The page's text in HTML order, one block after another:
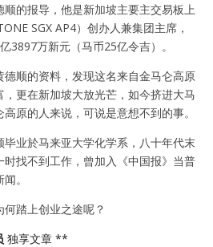
的报导，他是新加坡主要主交易板上
SGX AP4）创办人兼集团主席，
3897万新元（马币25亿令吉）。
德顺的资料，发现这名来自金马仑高原
更在新加坡大放光芒，如今挤进大马
原的人来说，可说是意想不到的事。
毕业於马来亚大学化学系，八十年代末
找不到工作，曾加入《中国报》当普
。
踏上创业之途呢？
独享文章 **